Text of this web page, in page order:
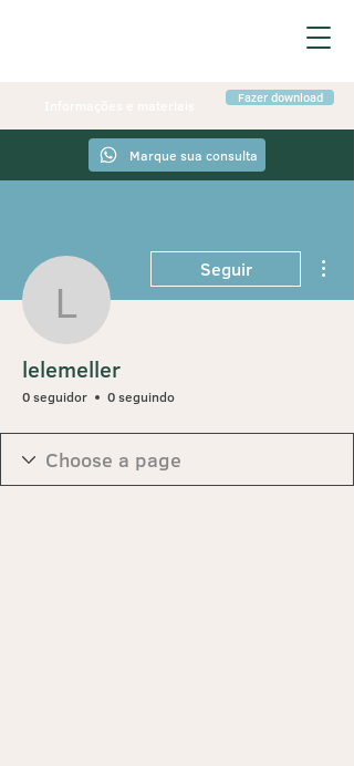
Marque sua consulta
Fazer download
lelemeller
Seguir
lelemeller
0 seguidor 0 seguindo